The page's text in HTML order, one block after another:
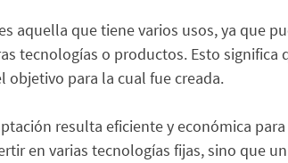
aquella que tiene varios usos, ya que
tecnologías o productos. Esto significa
objetivo para la cual fue creada.
resulta eficiente y económica
en varias tecnologías fijas, sino que